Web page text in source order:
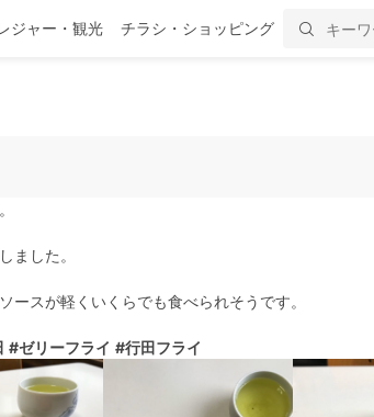
ジャー・観光 チラシ・ショッピング
ました。
ースが軽くいくらでも食べられそうです。
#ゼリーフライ #行田フライ